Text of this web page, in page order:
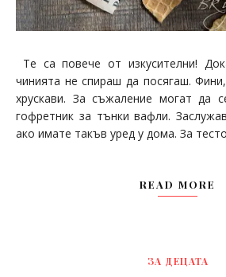
Те са повече от изкусителни!
чинията не спираш да посягаш.
хрускави. За съжаление могат да
гофретник за тънки вафли.
ако имате такъв уред у дома. За
READ MORE
ЗА ДЕЦАТА